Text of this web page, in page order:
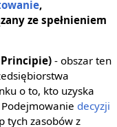
,
ze spełnieniem
- obszar ten
o to, kto uzyska
decyzji
tych zasobów z